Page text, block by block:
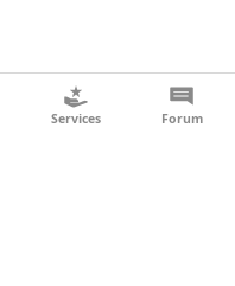
Services Forum